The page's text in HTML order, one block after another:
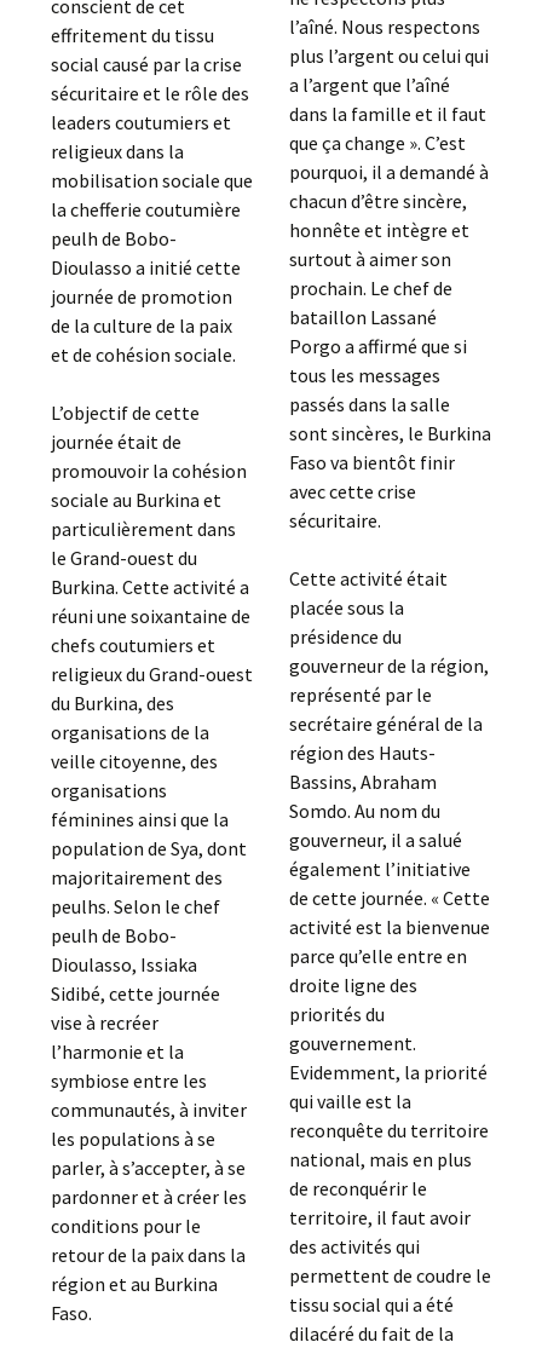
conscient de cet
effritement du tissu
social causé par la crise
sécuritaire et le rôle des
leaders coutumiers et
religieux dans la
mobilisation sociale que
la chefferie coutumière
peulh de Bobo-
Dioulasso a initié cette
journée de promotion
de la culture de la paix
et de cohésion sociale.
L’objectif de cette
journée était de
promouvoir la cohésion
sociale au Burkina et
particulièrement dans
le Grand-ouest du
Burkina. Cette activité a
réuni une soixantaine de
chefs coutumiers et
religieux du Grand-ouest
du Burkina, des
organisations de la
veille citoyenne, des
organisations
féminines ainsi que la
population de Sya, dont
majoritairement des
peulhs. Selon le chef
peulh de Bobo-
Dioulasso, Issiaka
Sidibé, cette journée
vise à recréer
l’harmonie et la
symbiose entre les
communautés, à inviter
les populations à se
parler, à s’accepter, à se
pardonner et à créer les
conditions pour le
retour de la paix dans la
région et au Burkina
Faso.
l’aîné. Nous respectons
plus l’argent ou celui qui
a l’argent que l’aîné
dans la famille et il faut
que ça change ». C’est
pourquoi, il a demandé à
chacun d’être sincère,
honnête et intègre et
surtout à aimer son
prochain. Le chef de
bataillon Lassané
Porgo a affirmé que si
tous les messages
passés dans la salle
sont sincères, le Burkina
Faso va bientôt finir
avec cette crise
sécuritaire.
Cette activité était
placée sous la
présidence du
gouverneur de la région,
représenté par le
secrétaire général de la
région des Hauts-
Bassins, Abraham
Somdo. Au nom du
gouverneur, il a salué
également l’initiative
de cette journée. « Cette
activité est la bienvenue
parce qu’elle entre en
droite ligne des
priorités du
gouvernement.
Evidemment, la priorité
qui vaille est la
reconquête du territoire
national, mais en plus
de reconquérir le
territoire, il faut avoir
des activités qui
permettent de coudre le
tissu social qui a été
dilacéré du fait de la